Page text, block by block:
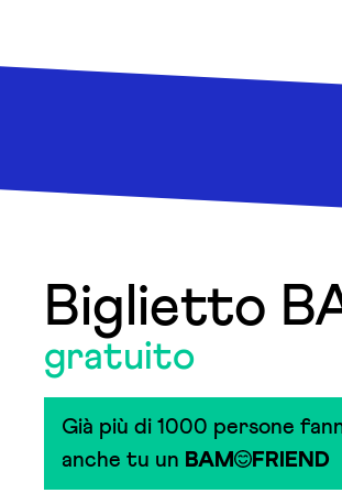
Biglietto
gratuito
Già più di 1000 persone
anche tu un BAM FRIEND